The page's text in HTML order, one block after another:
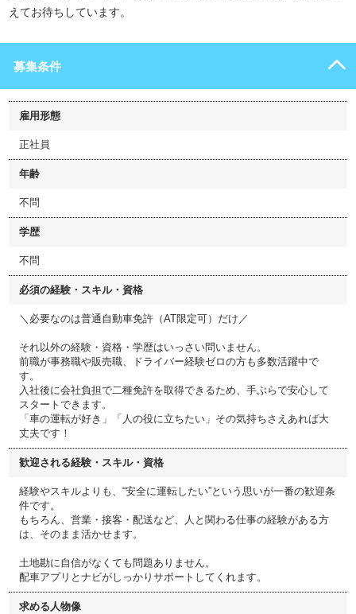
えてお待ちしています。
募集条件
雇用形態
正社員
年齢
不問
学歴
不問
必須の経験・スキル・資格
＼必要なのは普通自動車免許（AT限定可）だけ／
それ以外の経験・資格・学歴はいっさい問いません。
前職が事務職や販売職、ドライバー経験ゼロの方も多数活躍中で
す。
入社後に会社負担で二種免許を取得できるため、手ぶらで安心して
スタートできます。
「車の運転が好き」「人の役に立ちたい」その気持ちさえあれば大
丈夫です！
歓迎される経験・スキル・資格
経験やスキルよりも、“安全に運転したい”という思いが一番の歓迎条
件です。
もちろん、営業・接客・配送など、人と関わる仕事の経験がある方
は、そのまま活かせます。
土地勘に自信がなくても問題ありません。
配車アプリとナビがしっかりサポートしてくれます。
求める人物像